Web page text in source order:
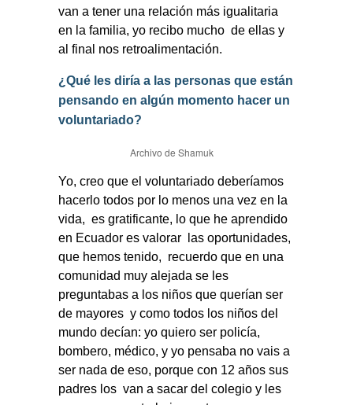
van a tener una relación más igualitaria
en la familia, yo recibo mucho de ellas y
al final nos retroalimentación.
¿Qué les diría a las personas que están
pensando en algún momento hacer un
voluntariado?
Archivo de Shamuk
Yo, creo que el voluntariado deberíamos
hacerlo todos por lo menos una vez en la
vida, es gratificante, lo que he aprendido
en Ecuador es valorar
las oportunidades,
que hemos tenido, recuerdo que en una
comunidad muy alejada se les
preguntabas a los niños que querían ser
de mayores y como todos los niños del
mundo decían: yo quiero ser policía,
bombero, médico, y yo pensaba no vais a
ser nada de eso, porque con 12 años sus
padres los van a sacar del colegio y les